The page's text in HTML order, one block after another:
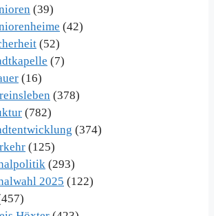
(39)
(42)
(52)
(7)
(16)
(378)
(782)
(374)
(125)
(293)
2025 (122)